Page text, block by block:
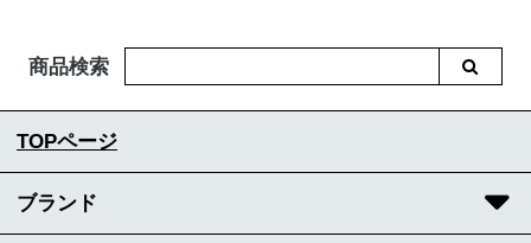
商品検索
TOPページ
ブランド